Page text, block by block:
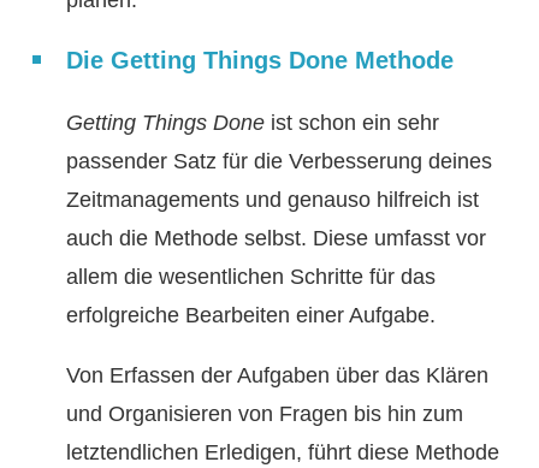
Die Getting Things Done Methode
Getting Things Done ist schon ein sehr
passender Satz für die Verbesserung deines
Zeitmanagements und genauso hilfreich ist
auch die Methode selbst. Diese umfasst vor
allem die wesentlichen Schritte für das
erfolgreiche Bearbeiten einer Aufgabe.
Von Erfassen der Aufgaben über das Klären
und Organisieren von Fragen bis hin zum
letztendlichen Erledigen, führt diese Methode